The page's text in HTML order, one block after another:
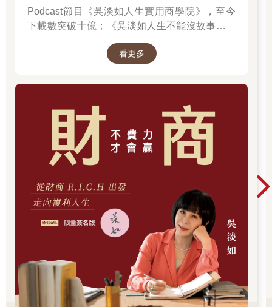
諾．彼得斯的固執德國學者兼行動主義者）——艱苦奮戰了近三
十年。彼得斯投影法是在1973年首度於德國面世，到了1980年代
廣受國際關注。雖然幾乎所有製圖師都在譴責這個投影法，但它
依然被幾個聯合國機構（兒童基金會〔UNICEF〕、聯合國教科
文組織〔UNESCO〕和聯合國開發計劃署）以及數十個國際非營
著眼點的雜誌《新國際主義者》〔The New Internationalist〕特刊
睞，包括普世教會協會（World Council of Churches）、路德教會
（Lutheran churches）和衛理公會（Methodist churches）的主
要機構，以及整個西歐和美國的基督教援助組織。衛理公會在紐
約總部的入口玻璃帷幕上蝕刻了一幅巨型地圖，教宗若望保祿二
世（John Paul II）也在梵蒂岡掛了一幅複製品。就在《白宮風
雲》那一集播出後沒多久，一則新聞報導便估算出該地圖的複製
品已經分發了8,300萬份出去——光是聯合國兒童基金會就分發了
大約6,000萬份。而該影集的收視率又觸及到另外1,800萬名容易
受到影響的觀眾，使這個觀念根深柢固。
製圖師們所面臨的煎熬不只是彼得斯及其信眾的信口雌黃，更大
的問題是製圖師們就是無法理解為什麼這張地圖如此受歡迎。他
們唯一的解釋就是彼得斯的浮誇之詞太誘人，他的自我推銷能力
也是無與倫比，以至於媒體和大眾都被蒙蔽，竟然相信這個與他
同名的投影法（誠如他自己所言）是「四百多年來地圖製作領域
Podcast節目《吳淡如人生實用商學院》，至今
下載數突破十億；《吳淡如人生不能沒故事》也
讀歷史中的權力運作與人性選擇，讓看似遙遠的
看更多